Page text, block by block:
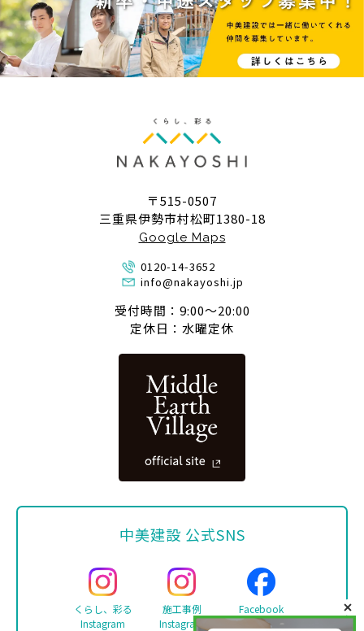
〒515-0507
三重県伊勢市村松町1380-18
Google Maps
0120-14-3652
info@nakayoshi.jp
受付時間：9:00〜20:00
定休日：水曜定休
中美建設 公式SNS
くらし、彩る
Instagram
施工事例
Instagram
Facebook